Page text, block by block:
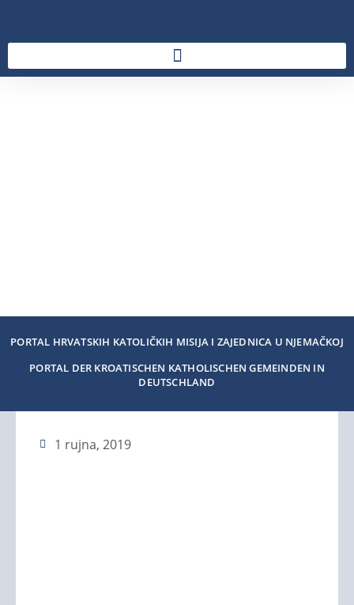
PORTAL HRVATSKIH KATOLIČKIH MISIJA I ZAJEDNICA U NJEMAČKOJ
PORTAL DER KROATISCHEN KATHOLISCHEN GEMEINDEN IN
DEUTSCHLAND
1 rujna, 2019